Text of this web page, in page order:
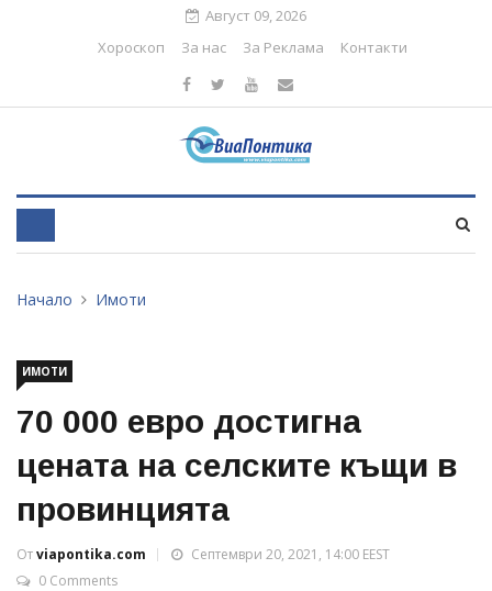
Август 09, 2026
Хороскоп
За нас За Реклама Контакти
Начало Имоти
ИМОТИ
70 000 евро достигна
цената на селските къщи в
провинцията
Отviapontika.com
Септември 20, 2021, 14:00 EEST
0 Comments